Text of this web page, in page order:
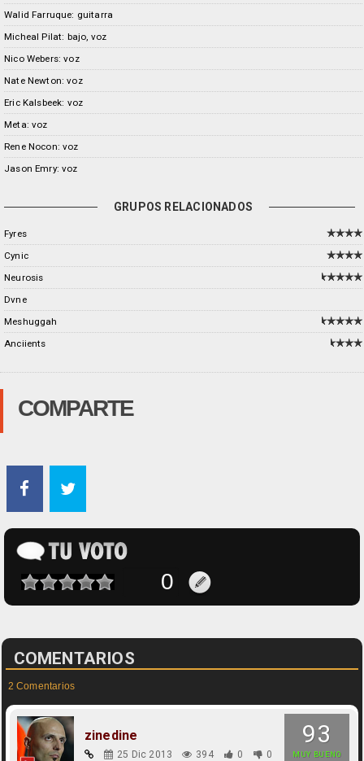
Walid Farruque: guitarra
Micheal Pilat: bajo, voz
Nico Webers: voz
Nate Newton: voz
Eric Kalsbeek: voz
Meta: voz
Rene Nocon: voz
Jason Emry: voz
GRUPOS RELACIONADOS
Fyres
Cynic
Neurosis
Dvne
Meshuggah
Anciients
COMPARTE
COMENTARIOS
2 Comentarios
93
MUY BUENO
zinedine
25 Dic 2013 394 0 0